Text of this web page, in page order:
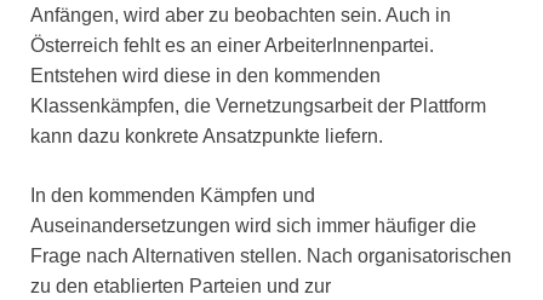
Anfängen, wird aber zu beobachten sein. Auch in
Österreich fehlt es an einer ArbeiterInnenpartei.
Entstehen wird diese in den kommenden
Klassenkämpfen, die Vernetzungsarbeit der Plattform
kann dazu konkrete Ansatzpunkte liefern.
In den kommenden Kämpfen und
Auseinandersetzungen wird sich immer häufiger die
Frage nach Alternativen stellen. Nach organisatorischen
zu den etablierten Parteien und zur